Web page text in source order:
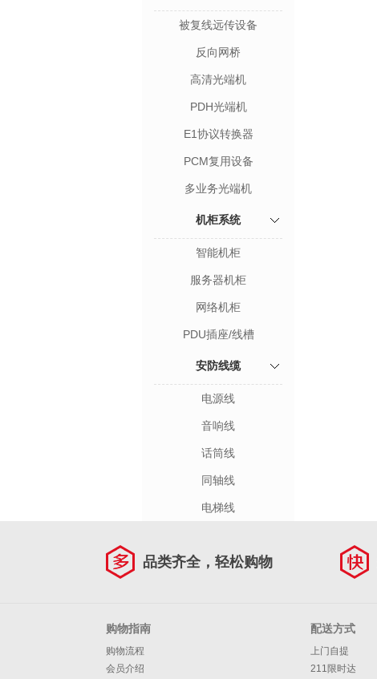
被复线远传设备
反向网桥
高清光端机
PDH光端机
E1协议转换器
PCM复用设备
多业务光端机
机柜系统
智能机柜
服务器机柜
网络机柜
PDU插座/线槽
安防线缆
电源线
音响线
话筒线
同轴线
电梯线
品类齐全，轻松购物
购物指南
购物流程
会员介绍
配送方式
上门自提
211限时达